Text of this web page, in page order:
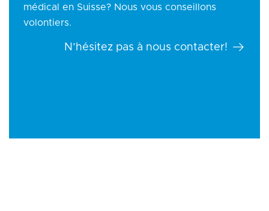
médical en Suisse? Nous vous conseillons
volontiers.
N’hésitez pas à nous contacter!